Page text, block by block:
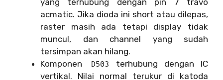
yang terhubung dengan pin 7 travo
acmatic. Jika dioda ini short atau dilepas,
raster masih ada tetapi display tidak
muncul, dan channel yang sudah
tersimpan akan hilang.
Komponen D503
terhubung dengan IC
vertikal. Nilai normal terukur di katoda